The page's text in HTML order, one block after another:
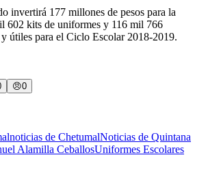
invertirá 177 millones de pesos para la
602 kits de uniformes y 116 mil 766
útiles para el Ciclo Escolar 2018-2019.
😠0
noticias de ChetumalNoticias de Quintana
Alamilla CeballosUniformes Escolares